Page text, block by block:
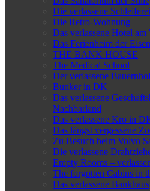
Die verlassene Schleiferei
Die Retro-Wohnung
Das verlassene Hotel am
Das Ferienheim der
THE BANK HOUSE
The Medical School
Der verlassene
Bunker in DK
Das verlassene
Nachbarland
Das verlassene Kro in
Das längst vergessene
Zu Besuch beim Volvo
Die verlassene
Empty Rooms –
The forgotten Cabins in
Das verlassene Bankhaus